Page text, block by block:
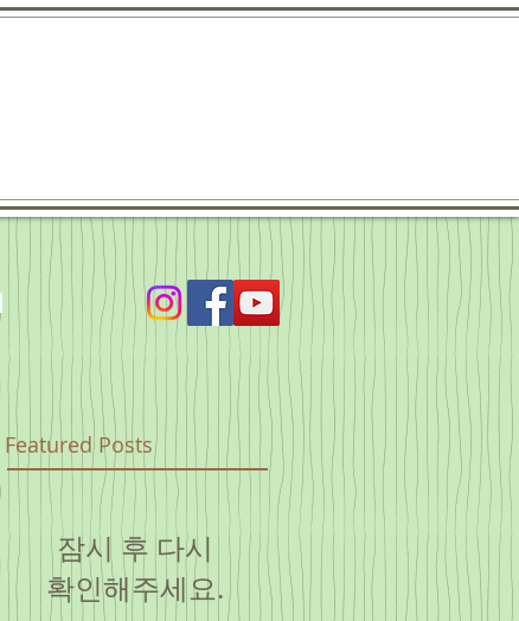
Featured Posts
잠시 후 다시
확인해주세요.